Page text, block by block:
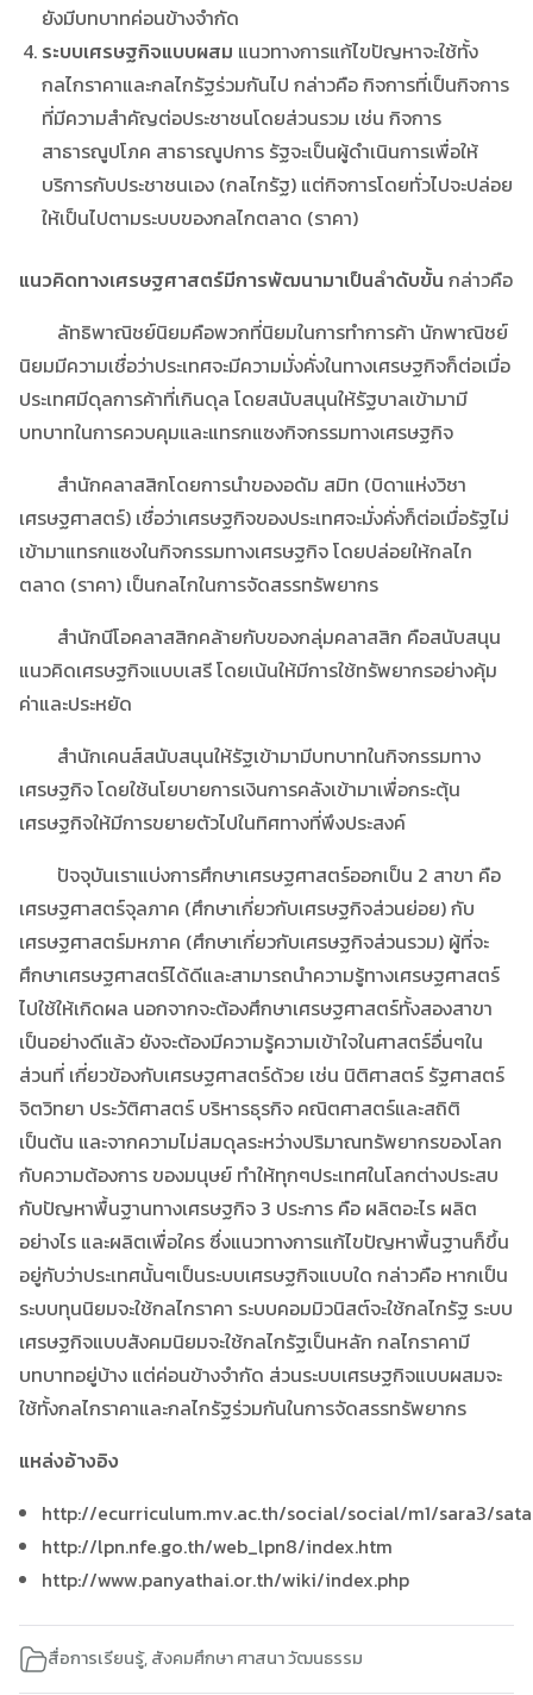
ยังมีบทบาทค่อนข้างจำกัด
ระบบเศรษฐกิจแบบผสม แนวทางการแก้ไขปัญหาจะใช้ทั้ง
กลไกราคาและกลไกรัฐร่วมกันไป กล่าวคือ กิจการที่เป็นกิจการ
ที่มีความสำคัญต่อประชาชนโดยส่วนรวม เช่น กิจการ
สาธารณูปโภค สาธารณูปการ รัฐจะเป็นผู้ดำเนินการเพื่อให้
บริการกับประชาชนเอง (กลไกรัฐ) แต่กิจการโดยทั่วไปจะปล่อย
ให้เป็นไปตามระบบของกลไกตลาด (ราคา)
แนวคิดทางเศรษฐศาสตร์มีการพัฒนามาเป็นลำดับขั้น กล่าวคือ
ลัทธิพาณิชย์นิยมคือพวกที่นิยมในการทำการค้า นักพาณิชย์
นิยมมีความเชื่อว่าประเทศจะมีความมั่งคั่งในทางเศรษฐกิจก็ต่อเมื่อ
ประเทศมีดุลการค้าที่เกินดุล โดยสนับสนุนให้รัฐบาลเข้ามามี
บทบาทในการควบคุมและแทรกแซงกิจกรรมทางเศรษฐกิจ
สำนักคลาสสิกโดยการนำของอดัม สมิท (บิดาแห่งวิชา
เศรษฐศาสตร์) เชื่อว่าเศรษฐกิจของประเทศจะมั่งคั่งก็ต่อเมื่อรัฐไม่
เข้ามาแทรกแซงในกิจกรรมทางเศรษฐกิจ โดยปล่อยให้กลไก
ตลาด (ราคา) เป็นกลไกในการจัดสรรทรัพยากร
สำนักนีโอคลาสสิกคล้ายกับของกลุ่มคลาสสิก คือสนับสนุน
แนวคิดเศรษฐกิจแบบเสรี โดยเน้นให้มีการใช้ทรัพยากรอย่างคุ้ม
ค่าและประหยัด
สำนักเคนส์สนับสนุนให้รัฐเข้ามามีบทบาทในกิจกรรมทาง
เศรษฐกิจ โดยใช้นโยบายการเงินการคลังเข้ามาเพื่อกระตุ้น
เศรษฐกิจให้มีการขยายตัวไปในทิศทางที่พึงประสงค์
ปัจจุบันเราแบ่งการศึกษาเศรษฐศาสตร์ออกเป็น 2 สาขา คือ
เศรษฐศาสตร์จุลภาค (ศึกษาเกี่ยวกับเศรษฐกิจส่วนย่อย) กับ
เศรษฐศาสตร์มหภาค (ศึกษาเกี่ยวกับเศรษฐกิจส่วนรวม) ผู้ที่จะ
ศึกษาเศรษฐศาสตร์ได้ดีและสามารถนำความรู้ทางเศรษฐศาสตร์
ไปใช้ให้เกิดผล นอกจากจะต้องศึกษาเศรษฐศาสตร์ทั้งสองสาขา
เป็นอย่างดีแล้ว ยังจะต้องมีความรู้ความเข้าใจในศาสตร์อื่นๆใน
ส่วนที่ เกี่ยวข้องกับเศรษฐศาสตร์ด้วย เช่น นิติศาสตร์ รัฐศาสตร์
จิตวิทยา ประวัติศาสตร์ บริหารธุรกิจ คณิตศาสตร์และสถิติ
เป็นต้น และจากความไม่สมดุลระหว่างปริมาณทรัพยากรของโลก
กับความต้องการ ของมนุษย์ ทำให้ทุกๆประเทศในโลกต่างประสบ
กับปัญหาพื้นฐานทางเศรษฐกิจ 3 ประการ คือ ผลิตอะไร ผลิต
อย่างไร และผลิตเพื่อใคร ซึ่งแนวทางการแก้ไขปัญหาพื้นฐานก็ขึ้น
อยู่กับว่าประเทศนั้นๆเป็นระบบเศรษฐกิจแบบใด กล่าวคือ หากเป็น
ระบบทุนนิยมจะใช้กลไกราคา ระบบคอมมิวนิสต์จะใช้กลไกรัฐ ระบบ
เศรษฐกิจแบบสังคมนิยมจะใช้กลไกรัฐเป็นหลัก กลไกราคามี
บทบาทอยู่บ้าง แต่ค่อนข้างจำกัด ส่วนระบบเศรษฐกิจแบบผสมจะ
ใช้ทั้งกลไกราคาและกลไกรัฐร่วมกันในการจัดสรรทรัพยากร
แหล่งอ้างอิง
http://ecurriculum.mv.ac.th/social/social/m1/sara3/
http://lpn.nfe.go.th/web_lpn8/index.htm
http://www.panyathai.or.th/wiki/index.php
สื่อการเรียนรู้,สังคมศึกษา ศาสนา วัฒนธรรม